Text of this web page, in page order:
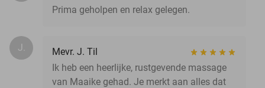
Prima geholpen en relax gelegen.
J.
Mevr. J. Til
Ik heb een heerlijke, rustgevende massage
van Maaike gehad. Je merkt aan alles dat